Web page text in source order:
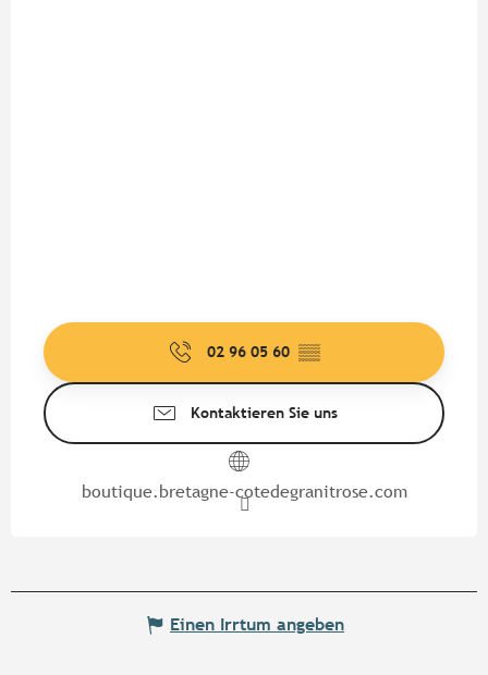
02 96 05 60 ▒▒
Kontaktieren Sie uns
boutique.bretagne-cotedegranitrose.com
Einen Irrtum angeben